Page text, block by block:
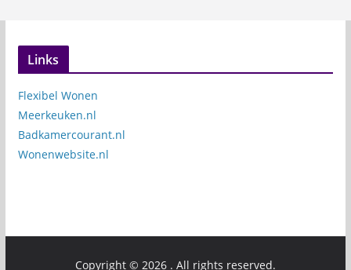
Links
Flexibel Wonen
Meerkeuken.nl
Badkamercourant.nl
Wonenwebsite.nl
Copyright © 2026 . All rights reserved.